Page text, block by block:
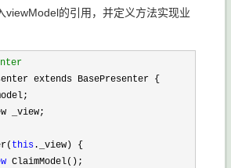
viewModel的引用，并定义方法实现业
extends BasePresenter {
_view;
this ._view) {
ClaimModel();